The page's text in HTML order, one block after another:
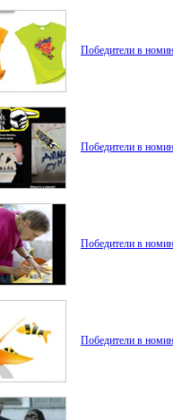
Победители в
Победители в
Победители в
Победители в